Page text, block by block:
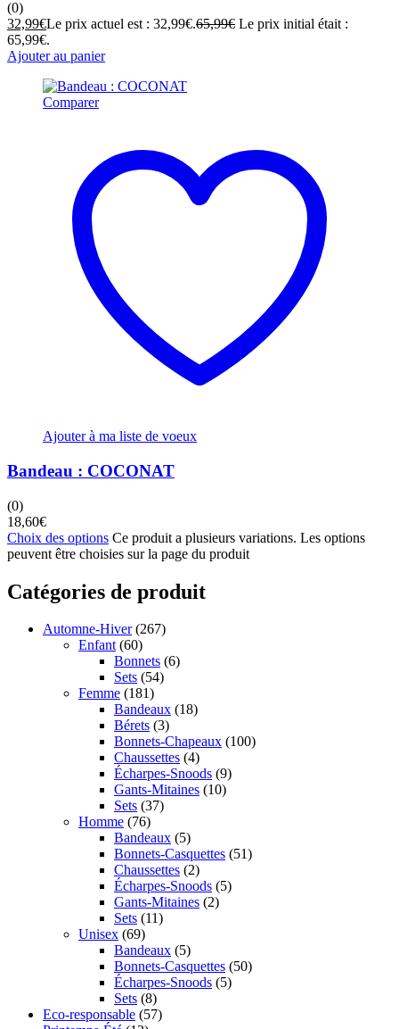
(0)
32,99€Le prix actuel est : 32,99€.65,99€ Le prix initial était :
65,99€.
Ajouter au panier
Comparer
Ajouter à ma liste de voeux
Bandeau : COCONAT
(0)
18,60€
Choix des options Ce produit a plusieurs variations. Les options
peuvent être choisies sur la page du produit
Catégories de produit
Automne-Hiver (267)
Enfant (60)
Bonnets (6)
Sets (54)
Femme (181)
Bandeaux (18)
Bérets (3)
Bonnets-Chapeaux (100)
Chaussettes (4)
Écharpes-Snoods (9)
Gants-Mitaines (10)
Sets (37)
Homme (76)
Bandeaux (5)
Bonnets-Casquettes (51)
Chaussettes (2)
Écharpes-Snoods (5)
Gants-Mitaines (2)
Sets (11)
Unisex (69)
Bandeaux (5)
Bonnets-Casquettes (50)
Écharpes-Snoods (5)
Sets (8)
Eco-responsable (57)